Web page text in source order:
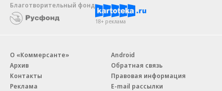
Благотворительный фонд
18+ реклама
О «Коммерсанте»
Архив
Контакты
Реклама
Android
Обратная связь
Правовая информация
E-mail рассылки